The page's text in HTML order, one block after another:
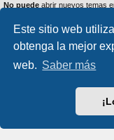
Este sitio web
obtenga la mejor
web. Saber más
No puede abrir nuevos temas
No puede
editar sus mensajes
No puedeborrar sus mensajes
Inicio (Web) Foro